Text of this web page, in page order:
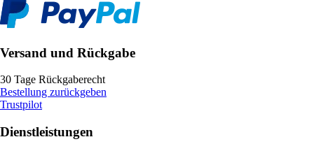
Versand und Rückgabe
30 Tage Rückgaberecht
Bestellung zurückgeben
Trustpilot
Dienstleistungen